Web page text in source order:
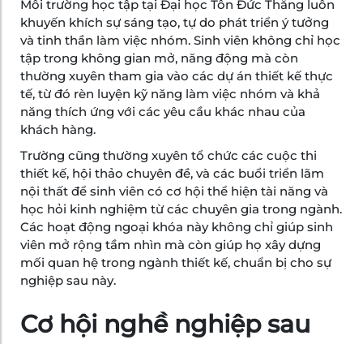
Môi trường học tập tại Đại học Tôn Đức Thắng luôn
khuyến khích sự sáng tạo, tự do phát triển ý tưởng
và tinh thần làm việc nhóm. Sinh viên không chỉ học
tập trong không gian mở, năng động mà còn
thường xuyên tham gia vào các dự án thiết kế thực
tế, từ đó rèn luyện kỹ năng làm việc nhóm và khả
năng thích ứng với các yêu cầu khác nhau của
khách hàng.
Trường cũng thường xuyên tổ chức các cuộc thi
thiết kế, hội thảo chuyên đề, và các buổi triển lãm
nội thất để sinh viên có cơ hội thể hiện tài năng và
học hỏi kinh nghiệm từ các chuyên gia trong ngành.
Các hoạt động ngoại khóa này không chỉ giúp sinh
viên mở rộng tầm nhìn mà còn giúp họ xây dựng
mối quan hệ trong ngành thiết kế, chuẩn bị cho sự
nghiệp sau này.
Cơ hội nghề nghiệp sau